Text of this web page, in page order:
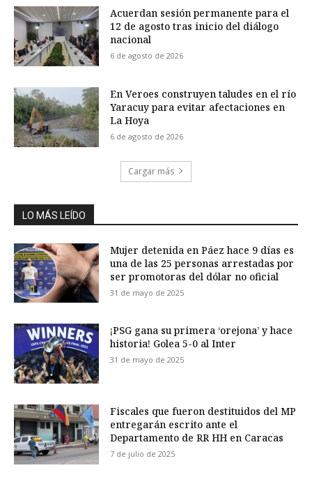
Acuerdan sesión permanente para el
12 de agosto tras inicio del diálogo
nacional
6 de agosto de 2026
En Veroes construyen taludes en el río
Yaracuy para evitar afectaciones en
La Hoya
6 de agosto de 2026
Cargar más
LO MÁS LEÍDO
Mujer detenida en Páez hace 9 días es
una de las 25 personas arrestadas por
ser promotoras del dólar no oficial
31 de mayo de 2025
¡PSG gana su primera ‘orejona’ y hace
historia! Golea 5-0 al Inter
31 de mayo de 2025
Fiscales que fueron destituidos del MP
entregarán escrito ante el
Departamento de RR HH en Caracas
7 de julio de 2025